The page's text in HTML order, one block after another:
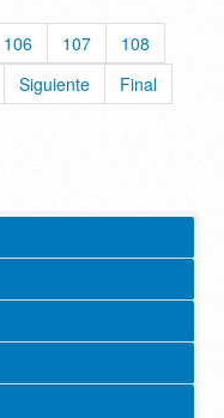
106 107
108
Siguiente Final